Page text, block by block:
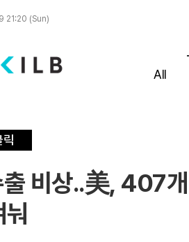
(Sun)
All
릭
비상..美, 407